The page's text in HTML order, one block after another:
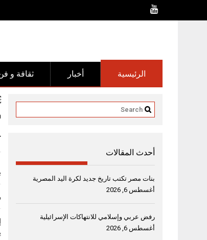
ثقافة و أخبار الرئيسية
أحدث المقالات
بنات مصر تكتب تاريخ جديد لكرة اليد المصرية
أغسطس 6, 2026
رفض عربي وإسلامي للانتهاكات الإسرائيلية
أغسطس 6, 2026